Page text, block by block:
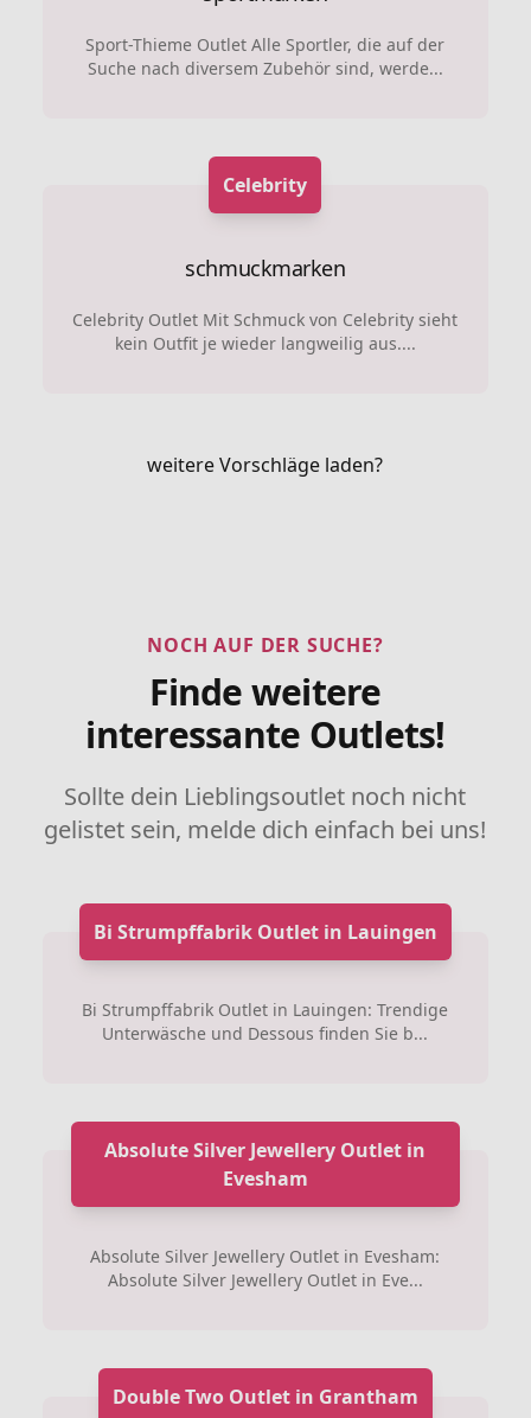
Sport-Thieme Outlet Alle Sportler, die auf der
Suche nach diversem Zubehör sind, werde...
Celebrity
schmuckmarken
Celebrity Outlet Mit Schmuck von Celebrity sieht
kein Outfit je wieder langweilig aus....
weitere Vorschläge laden?
NOCH AUF DER SUCHE?
Finde weitere
interessante Outlets!
Sollte dein Lieblingsoutlet noch nicht
gelistet sein, melde dich einfach bei uns!
Bi Strumpffabrik Outlet in Lauingen
Bi Strumpffabrik Outlet in Lauingen: Trendige
Unterwäsche und Dessous finden Sie b...
Absolute Silver Jewellery Outlet in
Evesham
Absolute Silver Jewellery Outlet in Evesham:
Absolute Silver Jewellery Outlet in Eve...
Double Two Outlet in Grantham